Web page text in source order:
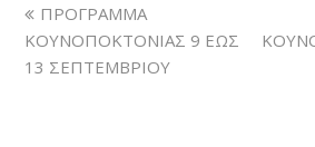
ΠΡΟΓΡΑΜΜΑ
ΚΟΥΝΟΠΟΚΤΟΝΙΑΣ 9 ΕΩΣ
13 ΣΕΠΤΕΜΒΡΙΟΥ